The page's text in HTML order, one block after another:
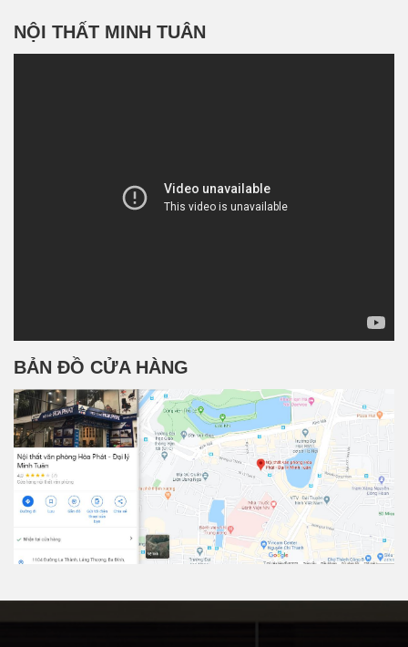
NỘI THẤT MINH TUÂN
BẢN ĐỒ CỬA HÀNG